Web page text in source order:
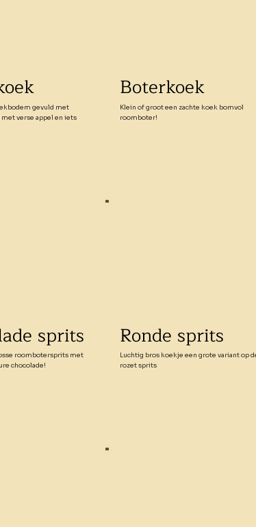
gevuld met
verse appel en iets
Boterkoek
Klein of groot een zachte koek bomvol
roomboter!
sprits
roombotersprits met
chocolade!
Ronde sprits
Luchtig bros koekje een grote variant op
rozet sprits